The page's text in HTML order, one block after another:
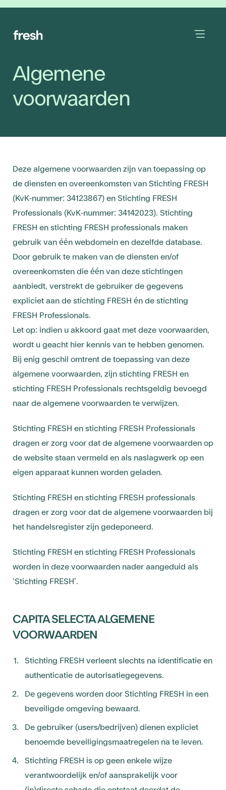
Algemene
voorwaarden
Deze algemene voorwaarden zijn van toepassing op
de diensten en overeenkomsten van Stichting FRESH
(KvK-nummer: 34123867) en Stichting FRESH
Professionals (KvK-nummer: 34142023). Stichting
FRESH en stichting FRESH professionals maken
gebruik van één webdomein en dezelfde database.
Door gebruik te maken van de diensten en/of
overeenkomsten die één van deze stichtingen
aanbiedt, verstrekt de gebruiker de gegevens
expliciet aan de stichting FRESH én de stichting
FRESH Professionals.
Let op: indien u akkoord gaat met deze voorwaarden,
wordt u geacht hier kennis van te hebben genomen.
Bij enig geschil omtrent de toepassing van deze
algemene voorwaarden, zijn stichting FRESH en
stichting FRESH Professionals rechtsgeldig bevoegd
naar de algemene voorwaarden te verwijzen.
Stichting FRESH en stichting FRESH Professionals
dragen er zorg voor dat de algemene voorwaarden op
de website staan vermeld en als naslagwerk op een
eigen apparaat kunnen worden geladen.
Stichting FRESH en stichting FRESH professionals
dragen er zorg voor dat de algemene voorwaarden bij
het handelsregister zijn gedeponeerd.
Stichting FRESH en stichting FRESH Professionals
worden in deze voorwaarden nader aangeduid als
‘Stichting FRESH’.
CAPITA SELECTA ALGEMENE
VOORWAARDEN
Stichting FRESH verleent slechts na identificatie en
authenticatie de autorisatiegegevens.
De gegevens worden door Stichting FRESH in een
beveiligde omgeving bewaard.
De gebruiker (users/bedrijven) dienen expliciet
benoemde beveiligingsmaatregelen na te leven.
Stichting FRESH is op geen enkele wijze
verantwoordelijk en/of aansprakelijk voor